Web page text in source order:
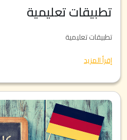
تطبيقات تعليمية
تطبيقات تعليمية
إقرأ المزيد